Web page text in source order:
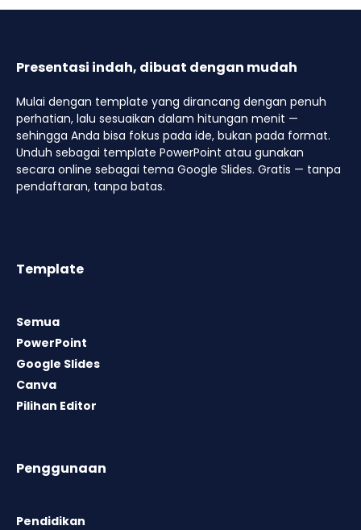
Presentasi indah, dibuat dengan mudah
Mulai dengan template yang dirancang dengan penuh
perhatian, lalu sesuaikan dalam hitungan menit —
sehingga Anda bisa fokus pada ide, bukan pada format.
Unduh sebagai template PowerPoint atau gunakan
secara online sebagai tema Google Slides. Gratis — tanpa
pendaftaran, tanpa batas.
Template
Semua
PowerPoint
Google Slides
Canva
Pilihan Editor
Penggunaan
Pendidikan